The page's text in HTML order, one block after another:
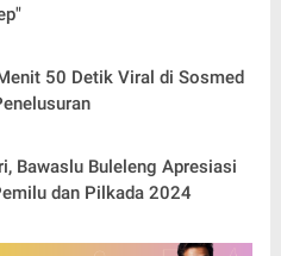
50 Detik Viral di Sosmed
Bawaslu Buleleng Apresiasi
dan Pilkada 2024